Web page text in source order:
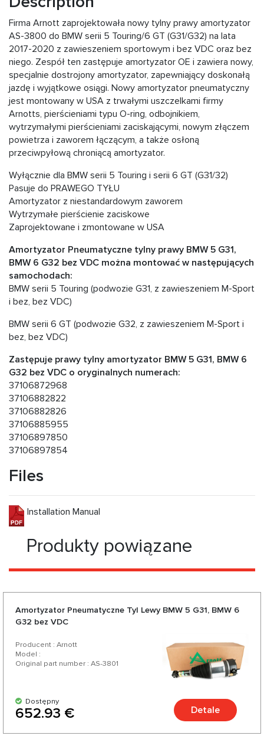
Firma Arnott zaprojektowała nowy tylny prawy amortyzator
AS-3800 do BMW serii 5 Touring/6 GT (G31/G32) na lata
2017-2020 z zawieszeniem sportowym i bez VDC oraz bez
niego. Zespół ten zastępuje amortyzator OE i zawiera nowy,
specjalnie dostrojony amortyzator, zapewniający doskonałą
jazdę i wyjątkowe osiągi. Nowy amortyzator pneumatyczny
jest montowany w USA z trwałymi uszczelkami firmy
Arnotts, pierścieniami typu O-ring, odbojnikiem,
wytrzymałymi pierścieniami zaciskającymi, nowym złączem
powietrza i zaworem łączącym, a także osłoną
przeciwpyłową chroniącą amortyzator.
Wyłącznie dla BMW serii 5 Touring i serii 6 GT (G31/32)
Pasuje do PRAWEGO TYŁU
Amortyzator z niestandardowym zaworem
Wytrzymałe pierścienie zaciskowe
Zaprojektowane i zmontowane w USA
Amortyzator Pneumatyczne tylny prawy BMW 5 G31,
BMW 6 G32 bez VDC można montować w następujących
samochodach:
BMW serii 5 Touring (podwozie G31, z zawieszeniem M-Sport
i bez, bez VDC)
BMW serii 6 GT (podwozie G32, z zawieszeniem M-Sport i
bez, bez VDC)
Zastępuje prawy tylny amortyzator BMW 5 G31, BMW 6
G32 bez VDC o oryginalnych numerach:
37106872968
37106882822
37106882826
37106885955
37106897850
37106897854
Files
Installation Manual
Produkty powiązane
Amortyzator Pneumatyczne Tyl Lewy BMW 5 G31, BMW 6
G32 bez VDC
Producent : Arnott
Model :
Original part number : AS-3801
Dostępny
652.93 € Detale